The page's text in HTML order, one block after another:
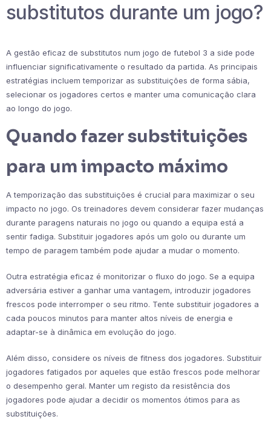
substitutos durante um jogo?
A gestão eficaz de substitutos num jogo de futebol 3 a side pode
influenciar significativamente o resultado da partida. As principais
estratégias incluem temporizar as substituições de forma sábia,
selecionar os jogadores certos e manter uma comunicação clara
ao longo do jogo.
Quando fazer substituições
para um impacto máximo
A temporização das substituições é crucial para maximizar o seu
impacto no jogo. Os treinadores devem considerar fazer mudanças
durante paragens naturais no jogo ou quando a equipa está a
sentir fadiga. Substituir jogadores após um golo ou durante um
tempo de paragem também pode ajudar a mudar o momento.
Outra estratégia eficaz é monitorizar o fluxo do jogo. Se a equipa
adversária estiver a ganhar uma vantagem, introduzir jogadores
frescos pode interromper o seu ritmo. Tente substituir jogadores a
cada poucos minutos para manter altos níveis de energia e
adaptar-se à dinâmica em evolução do jogo.
Além disso, considere os níveis de fitness dos jogadores. Substituir
jogadores fatigados por aqueles que estão frescos pode melhorar
o desempenho geral. Manter um registo da resistência dos
jogadores pode ajudar a decidir os momentos ótimos para as
substituições.